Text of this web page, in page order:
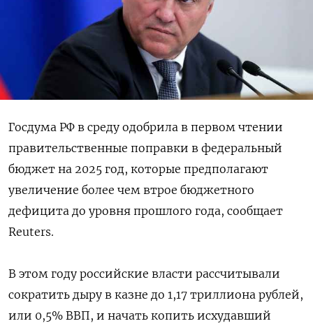
Госдума РФ в среду одобрила в первом чтении
правительственные поправки в федеральный
бюджет на 2025 год, которые предполагают
увеличение более чем втрое бюджетного
дефицита до уровня прошлого года, сообщает
Reuters.
В этом году российские власти рассчитывали
сократить дыру в казне до 1,17 триллиона рублей,
или 0,5% ВВП, и начать копить исхудавший